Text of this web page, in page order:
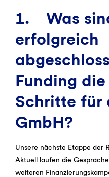
1. Was
erfolgreich
Funding
Schritte für
GmbH?
Unsere nächste Etappe der
Aktuell laufen die
weiteren